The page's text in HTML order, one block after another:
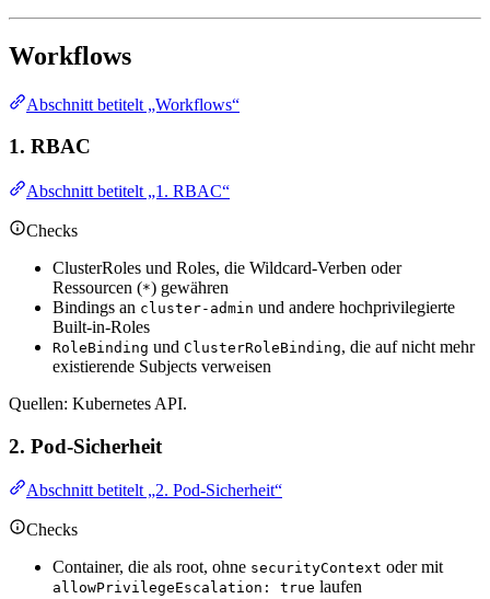
Workflows
Abschnitt betitelt „Workflows“
1. RBAC
Abschnitt betitelt „1. RBAC“
Checks
ClusterRoles und Roles, die Wildcard-Verben oder
Ressourcen (*) gewähren
Bindings an cluster-admin und andere hochprivilegierte
Built-in-Roles
RoleBinding und ClusterRoleBinding, die auf nicht mehr
existierende Subjects verweisen
Quellen: Kubernetes API.
2. Pod-Sicherheit
Abschnitt betitelt „2. Pod-Sicherheit“
Checks
Container, die als root, ohne securityContext oder mit
allowPrivilegeEscalation: true laufen